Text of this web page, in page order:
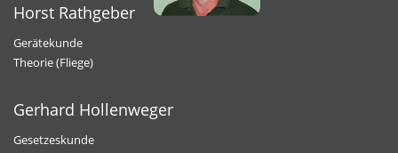
Horst Rathgeber
Gerätekunde
Theorie (Fliege)
Gerhard Hollenweger
Gesetzeskunde